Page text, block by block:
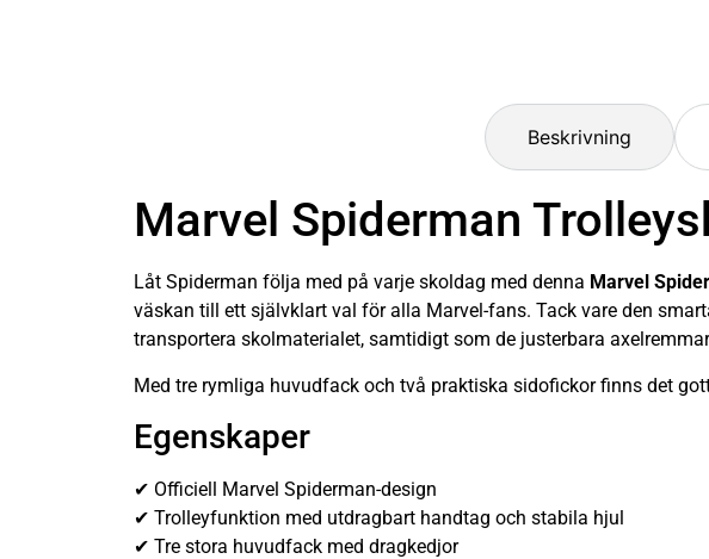
Beskrivning
Marvel Spiderman
Låt Spiderman följa med på varje skoldag med denna Marvel
väskan till ett självklart val för alla Marvel-fans. Tack vare den
transportera skolmaterialet, samtidigt som de justerbara
Med tre rymliga huvudfack och två praktiska sidofickor finns det
Egenskaper
✔ Officiell Marvel Spiderman-design
✔ Trolleyfunktion med utdragbart handtag och stabila hjul
✔ Tre stora huvudfack med dragkedjor